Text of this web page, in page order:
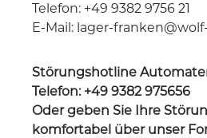
Telefon: +49 9382 9756 21
E-Mail: lager-
Störungshotline
Telefon: +49 9382 975656
Oder geben Sie Ihre
komfortabel über unser